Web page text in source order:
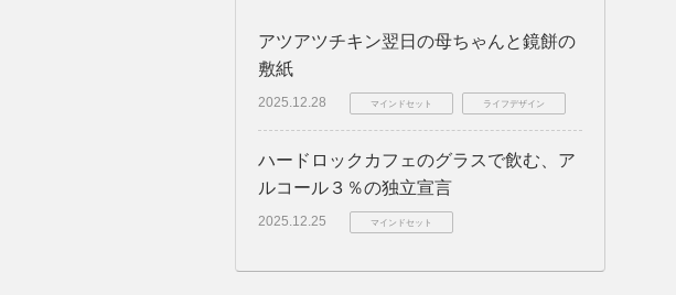
アツアツチキン翌日の母ちゃんと鏡餅の
敷紙
2025.12.28 マインドセット ライフデザイン
ハードロックカフェのグラスで飲む、ア
ルコール３％の独立宣言
2025.12.25 マインドセット